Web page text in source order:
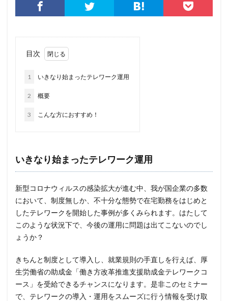
マイクロソフト・アクティブ・プロテクションズ・プログラム
マイクロソフトエクスチェンジサーバー
マイナポイント
マウイランサムウェア
マルウェア
マルウェア感染
マルスパム
マンディアント
メーリングリスト
メール
メール 誤送信
メールアカウント
メールアドレス
メディアワークス
メディバンク
モナコイン
モニタリング
モバイル
やってはいけない
ヤフー ヤマダ電機
ヤマハ
ユーザー
ユーザー情報
ユーロフィン
ゆうちょ
ゆうちょ銀行 ユニクロ
ライセンス
ラグナロッカー
ランサムウェア. Windows
ランサムウェア対策
ランサムウェア被害
ランダムサブドメイン攻撃
リアルタイム
リクエスト リコー
リスク
目次
1 いきなり始まったテレワーク運用
2 概要
3 こんな方におすすめ！
いきなり始まったテレワーク運用
新型コロナウィルスの感染拡大が進む中、我が国企業の多数
において、制度無しか、不十分な態勢で在宅勤務をはじめと
したテレワークを開始した事例が多くみられます。はたして
このような状況下で、今後の運用に問題は出てこないのでし
ょうか？
きちんと制度として導入し、就業規則の手直しを行えば、厚
生労働省の助成金「働き方改革推進支援助成金テレワークコ
ース」を受給できるチャンスになります。是非このセミナー
で、テレワークの導入・運用をスムーズに行う情報を受け取